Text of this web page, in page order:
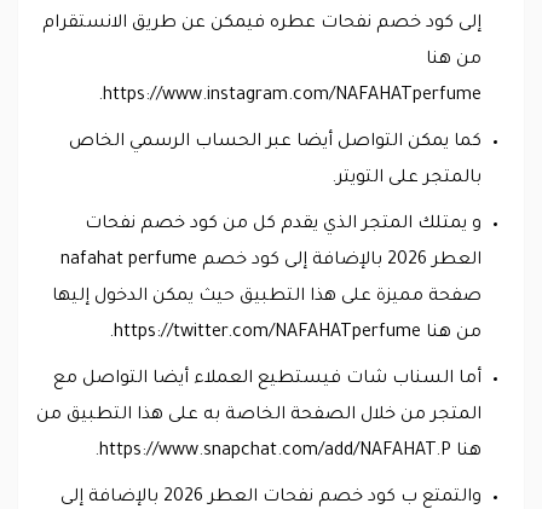
إلى كود خصم نفحات عطره فيمكن عن طريق الانستقرام
من هنا
https://www.instagram.com/NAFAHATperfume.
كما يمكن التواصل أيضا عبر الحساب الرسمي الخاص
بالمتجر على التويتر.
و يمتلك المتجر الذي يقدم كل من كود خصم نفحات
العطر 2026 بالإضافة إلى كود خصم nafahat perfume
صفحة مميزة على هذا التطبيق حيث يمكن الدخول إليها
من هنا https://twitter.com/NAFAHATperfume.
أما السناب شات فيستطيع العملاء أيضا التواصل مع
المتجر من خلال الصفحة الخاصة به على هذا التطبيق من
هنا https://www.snapchat.com/add/NAFAHAT.P.
والتمتع ب كود خصم نفحات العطر 2026 بالإضافة إلى